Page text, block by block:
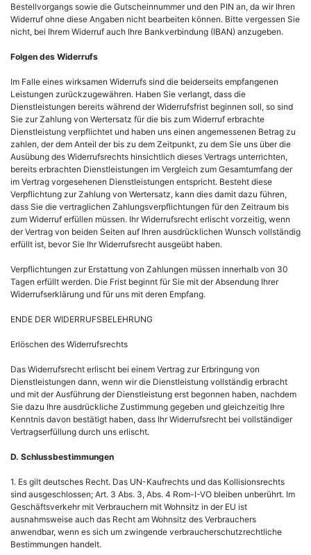
Bestellvorgangs sowie die Gutscheinnummer und den PIN an, da wir Ihren
Widerruf ohne diese Angaben nicht bearbeiten können. Bitte vergessen Sie
nicht, bei Ihrem Widerruf auch Ihre Bankverbindung (IBAN) anzugeben.
Folgen des Widerrufs
Im Falle eines wirksamen Widerrufs sind die beiderseits empfangenen
Leistungen zurückzugewähren. Haben Sie verlangt, dass die
Dienstleistungen bereits während der Widerrufsfrist beginnen soll, so sind
Sie zur Zahlung von Wertersatz für die bis zum Widerruf erbrachte
Dienstleistung verpflichtet und haben uns einen angemessenen Betrag zu
zahlen, der dem Anteil der bis zu dem Zeitpunkt, zu dem Sie uns über die
Ausübung des Widerrufsrechts hinsichtlich dieses Vertrags unterrichten,
bereits erbrachten Dienstleistungen im Vergleich zum Gesamtumfang der
im Vertrag vorgesehenen Dienstleistungen entspricht. Besteht diese
Verpflichtung zur Zahlung von Wertersatz, kann dies damit dazu führen,
dass Sie die vertraglichen Zahlungsverpflichtungen für den Zeitraum bis
zum Widerruf erfüllen müssen. Ihr Widerrufsrecht erlischt vorzeitig, wenn
der Vertrag von beiden Seiten auf Ihren ausdrücklichen Wunsch vollständig
erfüllt ist, bevor Sie Ihr Widerrufsrecht ausgeübt haben.
Verpflichtungen zur Erstattung von Zahlungen müssen innerhalb von 30
Tagen erfüllt werden. Die Frist beginnt für Sie mit der Absendung Ihrer
Widerrufserklärung und für uns mit deren Empfang.
ENDE DER WIDERRUFSBELEHRUNG
Erlöschen des Widerrufsrechts
Das Widerrufsrecht erlischt bei einem Vertrag zur Erbringung von
Dienstleistungen dann, wenn wir die Dienstleistung vollständig erbracht
und mit der Ausführung der Dienstleistung erst begonnen haben, nachdem
Sie dazu Ihre ausdrückliche Zustimmung gegeben und gleichzeitig Ihre
Kenntnis davon bestätigt haben, dass Ihr Widerrufsrecht bei vollständiger
Vertragserfüllung durch uns erlischt.
D. Schlussbestimmungen
1. Es gilt deutsches Recht. Das UN-Kaufrechts und das Kollisionsrechts
sind ausgeschlossen; Art. 3 Abs. 3, Abs. 4 Rom-I-VO bleiben unberührt. Im
Geschäftsverkehr mit Verbrauchern mit Wohnsitz in der EU ist
ausnahmsweise auch das Recht am Wohnsitz des Verbrauchers
anwendbar, wenn es sich um zwingende verbraucherschutzrechtliche
Bestimmungen handelt.